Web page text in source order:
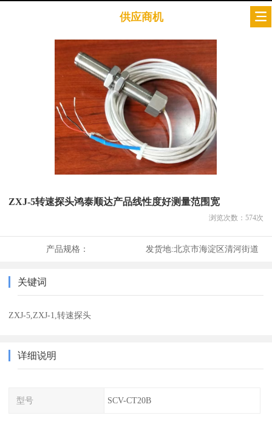
供应商机
ZXJ-5转速探头鸿泰顺达产品线性度好测量范围宽
浏览次数： 574次
产品规格： 发货地:北京市海淀区清河街道
关键词
ZXJ-5,ZXJ-1,转速探头
详细说明
型号 SCV-CT20B